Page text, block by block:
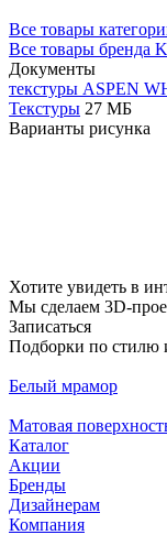
Все товары
Все товары бренда
Документы
текстуры ASPEN
Текстуры 27 МБ
Варианты рисунка
Хотите увидеть в
Мы сделаем 3D-
Записаться
Подборки по стилю
Белый мрамор
Матовая
Каталог
Акции
Бренды
Дизайнерам
Компания